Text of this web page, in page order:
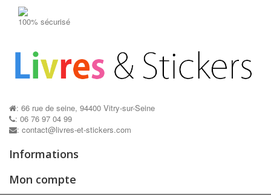
100% sécurisé
: 66 rue de seine, 94400 Vitry-sur-Seine
: 06 76 97 04 99
: contact@livres-et-stickers.com
Informations
Mon compte